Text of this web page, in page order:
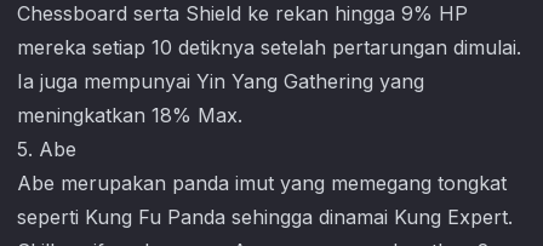
Chessboard serta Shield ke rekan hingga 9% HP
mereka setiap 10 detiknya setelah pertarungan dimulai.
Ia juga mempunyai Yin Yang Gathering yang
meningkatkan 18% Max.
5. Abe
Abe merupakan panda imut yang memegang tongkat
seperti Kung Fu Panda sehingga dinamai Kung Expert.